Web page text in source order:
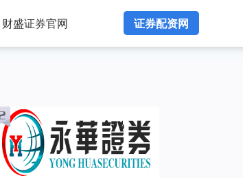
财盛证券官网 证券配资网